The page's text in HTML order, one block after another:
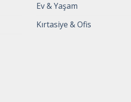
Ev & Yaşam
Kırtasiye & Ofis